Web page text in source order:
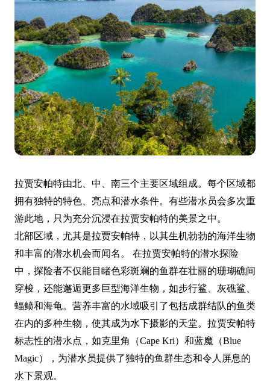
拉贾安帕特由北、中、南三个主要区域组成。每个区域都
拥有独特的特色、亮点和潜水条件。有些潜水员会多次重
游此地，只为充分沉浸在拉贾安帕特的美景之中。
北部区域，尤其是拉贾安帕特，以其生机勃勃的海洋生物
和丰富的潜水机会而闻名。 在拉贾安帕特的潜水探险
中，探险者不仅能目睹色彩斑斓的鱼群在壮丽的珊瑚礁间
穿梭，还能邂逅更多巨型海洋生物，如步行鲨、灰礁鲨、
蝠鲼和海龟。营养丰富的水域吸引了包括成群结队的鱼类
在内的多种生物，使其成为水下摄影的天堂。拉贾安帕特
标志性的潜水点，如克里角（Cape Kri）和蓝魔（Blue
Magic），为潜水员提供了独特的鱼群生态和令人屏息的
水下景观。